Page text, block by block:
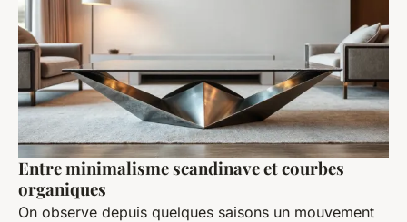
Entre minimalisme scandinave et courbes
organiques
On observe depuis quelques saisons un mouvement